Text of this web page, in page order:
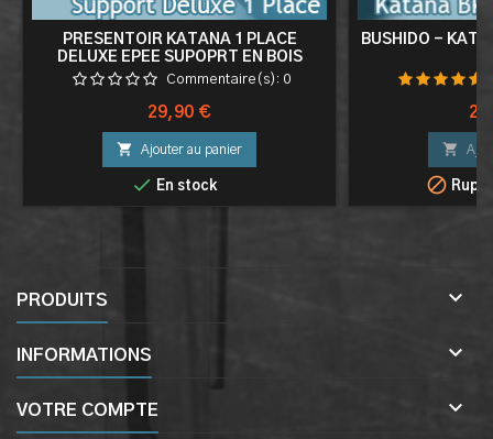
PRESENTOIR KATANA 1 PLACE
DELUXE EPEE SUPOPRT EN BOIS
SABRE TAO V2
Commentaire(s): 0
Prix
29,90 €
 Ajouter au panier
 En stock
BUSHIDO -


PRODUITS 
INFORMATIONS 
VOTRE COMPTE 